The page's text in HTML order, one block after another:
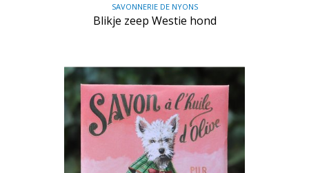
SAVONNERIE DE NYONS
Blikje zeep Westie hond